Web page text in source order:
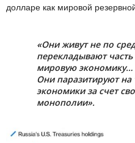
долларе как мировой
«Они живут не по
перекладывают
мировую экономику…
Они паразитируют
экономики за счет
монополии».